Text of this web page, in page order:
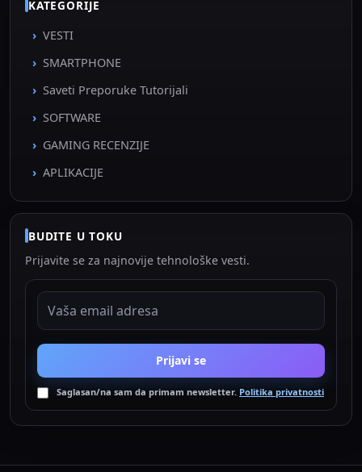
KATEGORIJE
VESTI
SMARTPHONE
Saveti Preporuke Tutorijali
SOFTWARE
GAMING RECENZIJE
APLIKACIJE
BUDITE U TOKU
Prijavite se za najnovije tehnološke vesti.
EMAIL ADRESA
Prijavi se
Saglasan/na sam da primam newsletter. Politika privatnosti